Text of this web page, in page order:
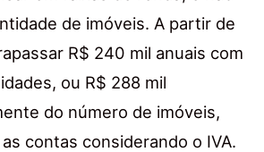
de imóveis. A partir de
R$ 240 mil anuais com
ou R$ 288 mil
do número de imóveis,
contas considerando o IVA.